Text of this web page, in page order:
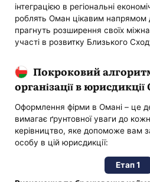
інтеграцією в регіональні
роблять Оман цікавим напрямом
прагнуть розширення своїх
участі в розвитку Близького
Покроковий
організації в
Оформлення фірми в Омані – це
вимагає ґрунтовної уваги до
керівництво, яке допоможе вам
особу в цій юрисдикції:
Етап 1